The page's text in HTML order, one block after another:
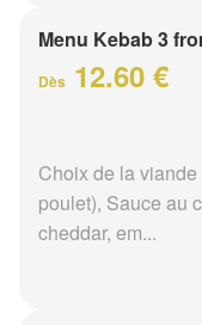
Menu Kebab 3
Dès 12.60 €
Choix de la
poulet), Sauce au
cheddar, em...